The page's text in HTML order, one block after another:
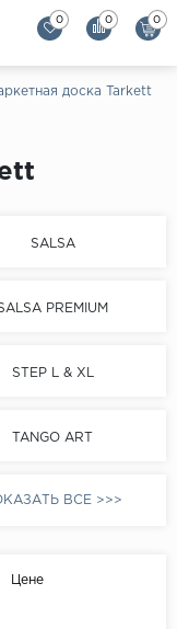
Назад
Alpine Floor
Alsapan
Balterio NEW
Brig Floor
Egger
Falquon
0 0 0
доска Tarkett
SALSA
PREMIUM
STEP L & XL
TANGO ART
ВСЕ >>>
Цене